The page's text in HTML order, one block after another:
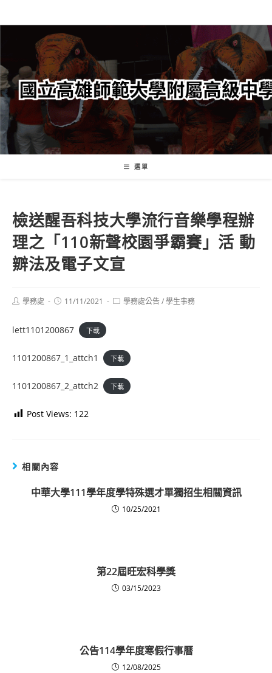
轉
要
內
容
選單
檢送醒吾科技大學流行音樂學程辦
理之「110新聲校園爭霸賽」活 動
辧法及電子文宣
Post學務處
Post11/11/2021
Post學務處公告/學生事務
lett1101200867 下載
1101200867_1_attch1 下載
1101200867_2_attch2 下載
Post Views: 122
相關內容
中華大學111學年度學特殊選才單獨招生相關資訊
10/25/2021
第22屆旺宏科學獎
03/15/2023
公告114學年度寒假行事曆
12/08/2025